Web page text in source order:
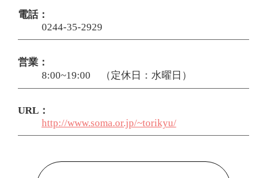
電話：
0244-35-2929
営業：
8:00~19:00 （定休日：水曜日）
URL：
http://www.soma.or.jp/~torikyu/